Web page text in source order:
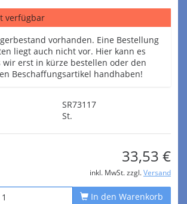
verfügbar
vorhanden. Eine Bestellung
liegt auch nicht vor. Hier kann es
wir erst in kürze bestellen oder den
Beschaffungsartikel handhaben!
SR73117
St.
33,53 €
inkl. MwSt. zzgl. Versand
In den Warenkorb